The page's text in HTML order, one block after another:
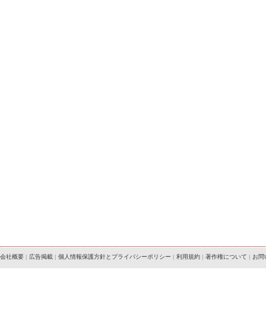
会社概要 | 広告掲載 | 個人情報保護方針とプライバシーポリシー | 利用規約 | 著作権について | お問